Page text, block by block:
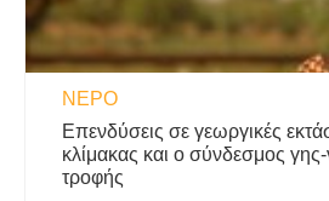
ΝΕΡΌ
Επενδύσεις σε γεωργικές
κλίμακας και ο σύνδεσμος γης-
τροφής